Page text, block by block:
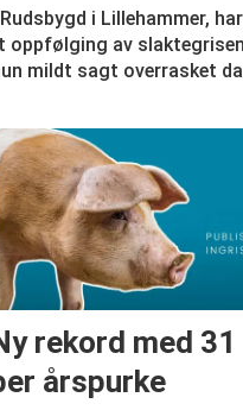
i Lillehammer,
oppfølging av
mildt sagt overrasket
rekord med
årspurke